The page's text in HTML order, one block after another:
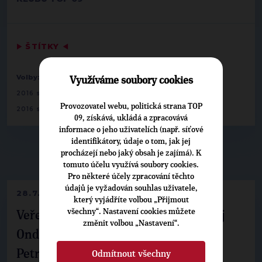
▶NEPŘEHLÉDNĚTE◀
28.7.2026
Veřejné finance, euro i školství. Matěj
Ondřej Havel jednal s prezidentem
Petrem Pavlem
▶ ŠTÍTKY ◀
Volby: 2016 senát-19 - Praha 11: Jakub Lepš
2016 senát
2016 senát -25 - Praha 6: Jiří Růžička
Využíváme soubory cookies
Provozovatel webu, politická strana TOP
09, získává, ukládá a zpracovává
informace o jeho uživatelích (např. síťové
identifikátory, údaje o tom, jak jej
procházejí nebo jaký obsah je zajímá). K
tomuto účelu využívá soubory cookies.
Pro některé účely zpracování těchto
údajů je vyžadován souhlas uživatele,
který vyjádříte volbou „Přijmout
všechny“. Nastavení cookies můžete
změnit volbou „Nastavení“.
Odmítnout všechny